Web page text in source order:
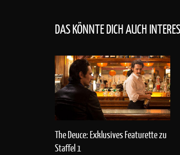
DAS KÖNNTE DICH AUCH
The Deuce: Exklusives Featurette zu
Staffel 1